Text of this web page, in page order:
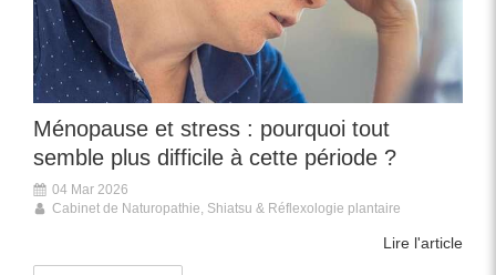
Ménopause et stress : pourquoi tout
semble plus difficile à cette période ?
04 Mar 2026
Cabinet de Naturopathie, Shiatsu & Réflexologie plantaire
Lire l'article